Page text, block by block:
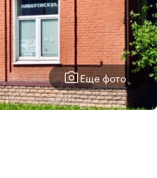
Еще фото